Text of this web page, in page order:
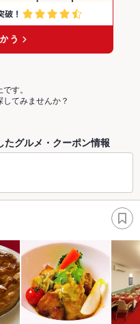
す。
てみませんか？
グルメ・クーポン情報